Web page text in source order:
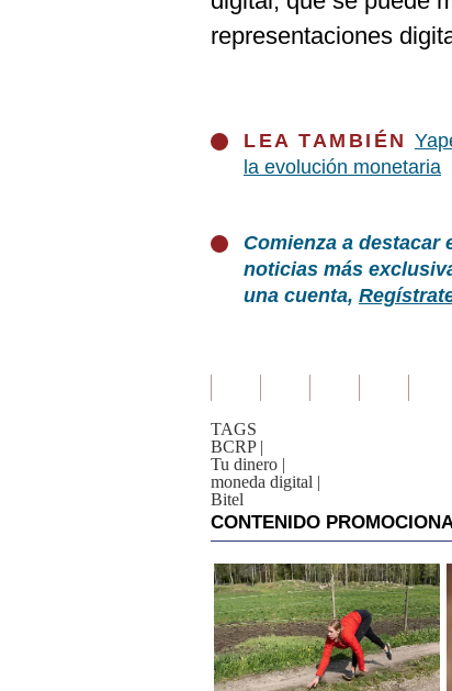
representaciones
LEA TAMBIÉN
la evolución monetaria
Comienza a destacar
noticias más
una cuenta,
TAGS
BCRP |
Tu dinero |
moneda digital |
Bitel